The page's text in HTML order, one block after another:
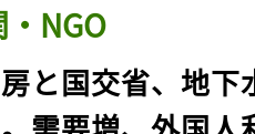
NGO
房と国交省、地下